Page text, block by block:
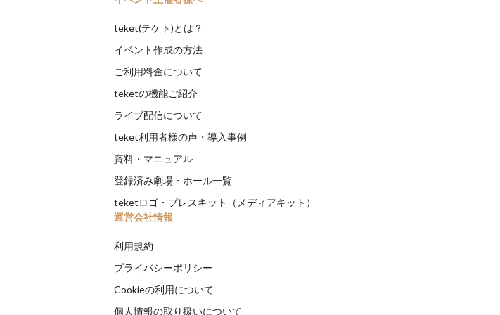
teket(テケト)とは？
イベント作成の方法
ご利用料金について
teketの機能ご紹介
ライブ配信について
teket利用者様の声・導入事例
資料・マニュアル
登録済み劇場・ホール一覧
teketロゴ・プレスキット（メディアキット）
運営会社情報
利用規約
プライバシーポリシー
Cookieの利用について
個人情報の取り扱いについて